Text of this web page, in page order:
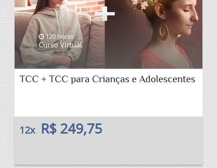
120 horas
Curso Virtual
TCC + TCC para Crianças e Adolescentes
12x R$ 249,75